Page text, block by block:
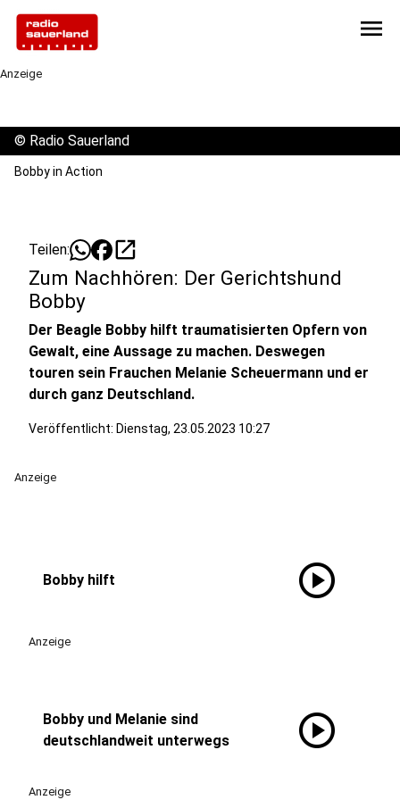
menu
Anzeige
© Radio Sauerland
Bobby in Action
Teilen: open_in_new
Zum Nachhören: Der Gerichtshund
Bobby
Der Beagle Bobby hilft traumatisierten Opfern von
Gewalt, eine Aussage zu machen. Deswegen
touren sein Frauchen Melanie Scheuermann und er
durch ganz Deutschland.
Veröffentlicht: Dienstag, 23.05.2023 10:27
Anzeige
Bobby hilft play_circle
Anzeige
Bobby und Melanie sind
deutschlandweit unterwegs
play_circle
Anzeige